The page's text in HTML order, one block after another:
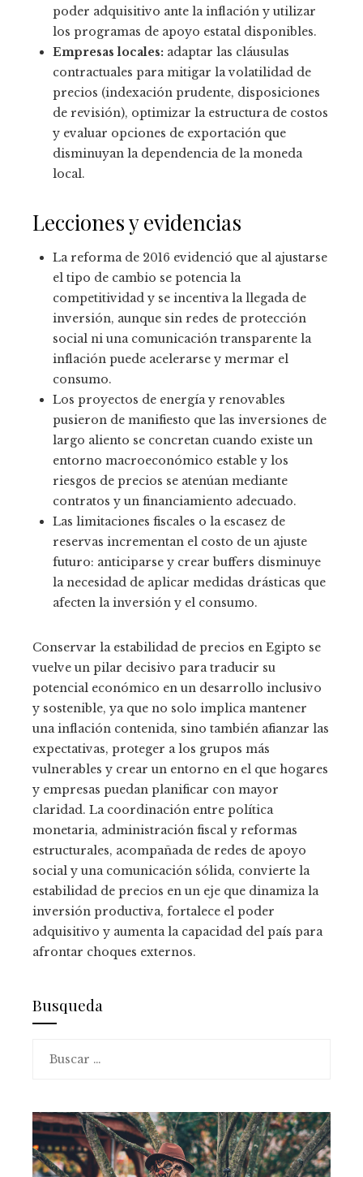
poder adquisitivo ante la inflación y utilizar
los programas de apoyo estatal disponibles.
Empresas locales: adaptar las cláusulas
contractuales para mitigar la volatilidad de
precios (indexación prudente, disposiciones
de revisión), optimizar la estructura de costos
y evaluar opciones de exportación que
disminuyan la dependencia de la moneda
local.
Lecciones y evidencias
La reforma de 2016 evidenció que al ajustarse
el tipo de cambio se potencia la
competitividad y se incentiva la llegada de
inversión, aunque sin redes de protección
social ni una comunicación transparente la
inflación puede acelerarse y mermar el
consumo.
Los proyectos de energía y renovables
pusieron de manifiesto que las inversiones de
largo aliento se concretan cuando existe un
entorno macroeconómico estable y los
riesgos de precios se atenúan mediante
contratos y un financiamiento adecuado.
Las limitaciones fiscales o la escasez de
reservas incrementan el costo de un ajuste
futuro: anticiparse y crear buffers disminuye
la necesidad de aplicar medidas drásticas que
afecten la inversión y el consumo.
Conservar la estabilidad de precios en Egipto se
vuelve un pilar decisivo para traducir su
potencial económico en un desarrollo inclusivo
y sostenible, ya que no solo implica mantener
una inflación contenida, sino también afianzar las
expectativas, proteger a los grupos más
vulnerables y crear un entorno en el que hogares
y empresas puedan planificar con mayor
claridad. La coordinación entre política
monetaria, administración fiscal y reformas
estructurales, acompañada de redes de apoyo
social y una comunicación sólida, convierte la
estabilidad de precios en un eje que dinamiza la
inversión productiva, fortalece el poder
adquisitivo y aumenta la capacidad del país para
afrontar choques externos.
Busqueda